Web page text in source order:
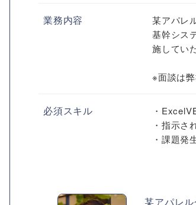
業務内容
某アパレ
基幹シス
施してい
※面談は
必須スキル
・
・指示さ
・課題発
某アパレ